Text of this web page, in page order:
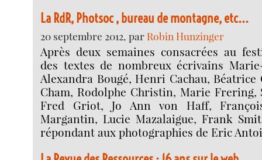
La RdR, Photsoc , bureau de montagne, etc...
20 septembre 2012, par Robin Hunzinger
Après deux semaines consacrées au
des textes de nombreux écrivains
Alexandra Bougé, Henri Cachau, Béatrice
Cham, Rodolphe Christin, Marie Frering,
Fred Griot, Jo Ann von Haff,
Margantin, Lucie Mazalaigue, Frank
répondant aux photographies de Eric